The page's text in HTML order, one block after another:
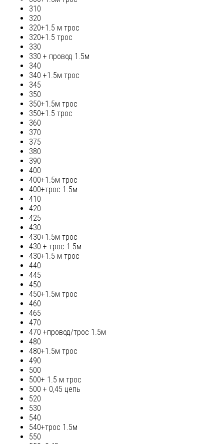
310
320
320+1.5 м трос
320+1.5 трос
330
330 + провод 1.5м
340
340 +1.5м трос
345
350
350+1.5м трос
350+1.5 трос
360
370
375
380
390
400
400+1.5м трос
400+трос 1.5м
410
420
425
430
430+1.5м трос
430 + трос 1.5м
430+1.5 м трос
440
445
450
450+1.5м трос
460
465
470
470 +провод/трос 1.5м
480
480+1.5м трос
490
500
500+ 1.5 м трос
500 + 0,45 цепь
520
530
540
540+трос 1.5м
550